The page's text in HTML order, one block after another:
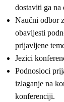
dostaviti ga na
Naučni odbor
obavijesti
prijavljene
Jezici
Podnosioci
izlaganje na
konferenciji.